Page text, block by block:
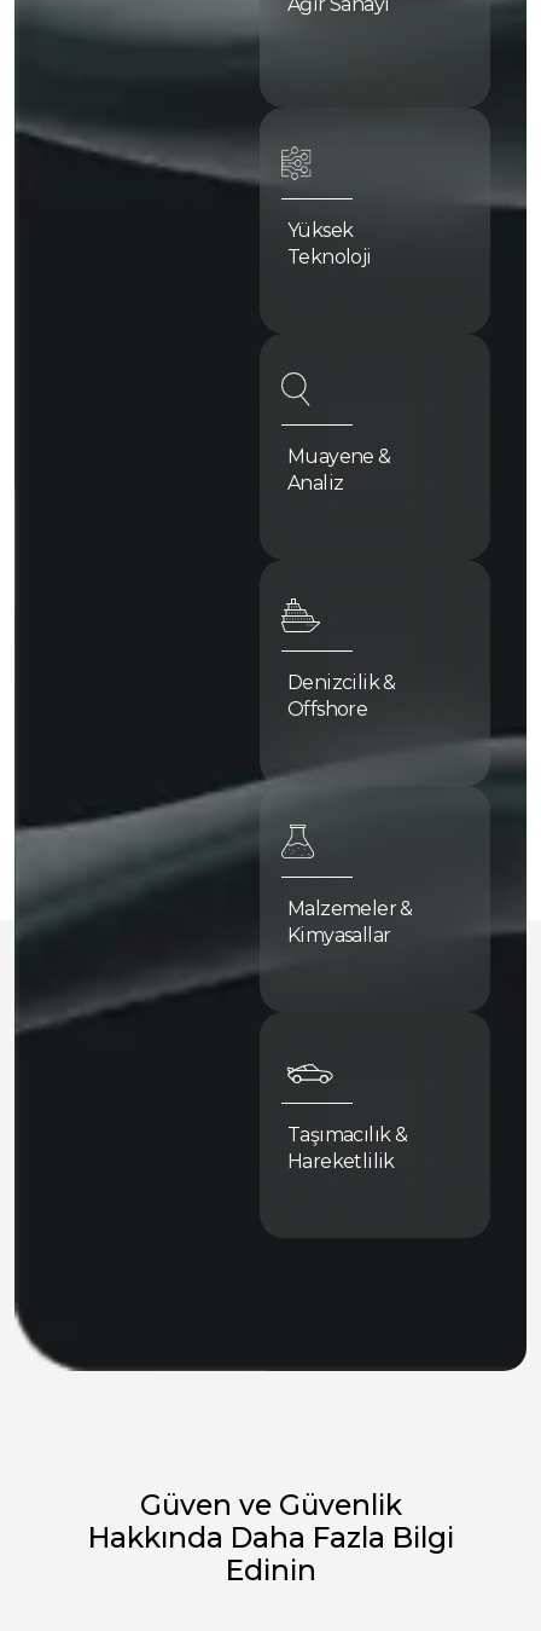
Yüksek
Teknoloji
Muayene &
Analiz
Denizcilik &
Offshore
Malzemeler &
Kimyasallar
Taşımacılık &
Hareketlilik
Güven ve Güvenlik
Hakkında Daha Fazla Bilgi
Edinin